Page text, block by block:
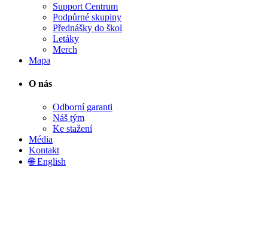
Support Centrum
Podpůrné skupiny
Přednášky do škol
Letáky
Merch
Mapa
O nás
Odborní garanti
Náš tým
Ke stažení
Média
Kontakt
🌐 English